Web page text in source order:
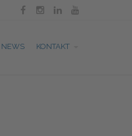
   
NEWS KONTAKT